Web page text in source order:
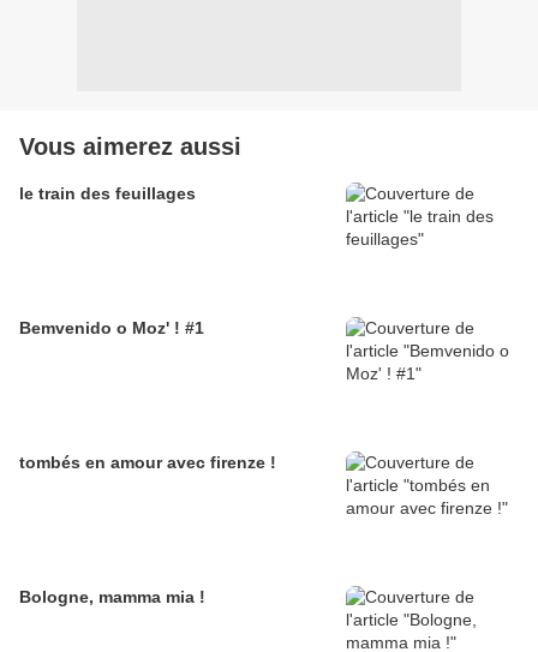
Vous aimerez aussi
le train des feuillages
Bemvenido o Moz' ! #1
tombés en amour avec firenze !
Bologne, mamma mia !